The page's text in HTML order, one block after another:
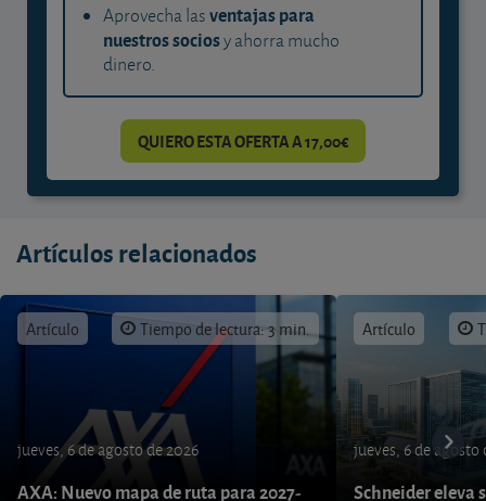
Aprovecha lasventajas para
nuestros sociosy ahorra mucho
dinero.
QUIERO ESTA OFERTA A 17,00€
Artículos relacionados
Artículo Tiempo de lectura: 3 min.
jueves, 6 de agosto de 2026
AXA: Nuevo mapa de ruta para 2027-
Artículo
jueves, 6 de agosto
Schneider eleva